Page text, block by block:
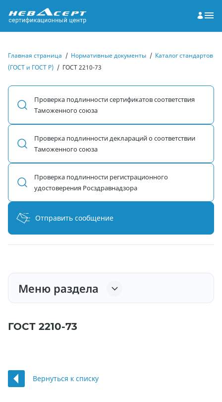
Главная страница / Нормативные документы / Каталог стандартов
(ГОСТ и ГОСТ Р) / ГОСТ 2210-73
Проверка подлинности сертификатов соответствия
Таможенного союза
Проверка подлинности деклараций о соответствии
Таможенного союза
Проверка подлинности регистрационного
удостоверения Росздравнадзора
Отправить сообщение
Меню раздела
ГОСТ 2210-73
Вернуться к списку